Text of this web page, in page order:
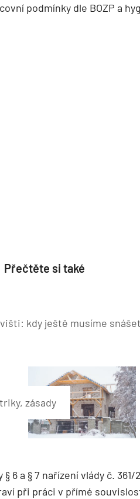
podmínky dle BOZP a
Přečtěte si také
kdy ještě musíme
zásady
6 a § 7 nařízení vlády č.
při práci v přímé